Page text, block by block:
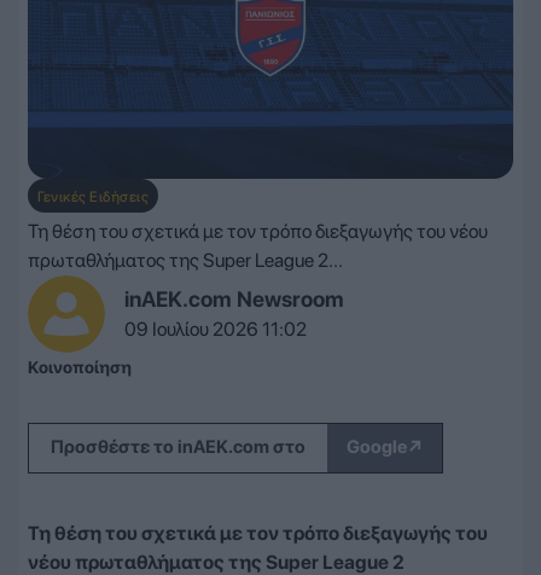
Γενικές Ειδήσεις
inAEK.com Newsroom
09 Ιουλίου 2026 11:02
Τη θέση του σχετικά με τον τρόπο διεξαγωγής του νέου
πρωταθλήματος της Super League 2...
Κοινοποίηση
Προσθέστε το inAEK.com στο Google↗
Τη θέση του σχετικά με τον τρόπο διεξαγωγής του
νέου πρωταθλήματος της Super League 2